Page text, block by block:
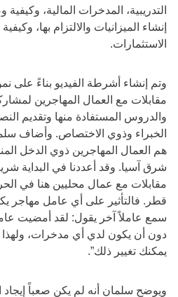
التدريبية، المدخرات المالية،
إنشاء الميزانيات والالتزام بها،
الاستثمارات.
وتم إنشاء أشرطة الفيديو بناءً على
مقابلات مع العمال المهاجرين
والدروس المستفادة منها وتقديم
الخبراء وذوي الاختصاص. وأضاف
هم العمال المهاجرين ذوي الدخل
شرق آسيا. وقد أعددنا في البداية
مقابلات مع عمال محليين هنا في
قطر. فالتأثير على أي عامل مهاجر
سمع عاملاً آخر يقول: لقد أمضيت
دون أن يكون لدي أي مدخرات، ولهذا
يمكنك تغيير ذلك”.
ويوضح سلمان أنه لم يكن صعباً إيجاد